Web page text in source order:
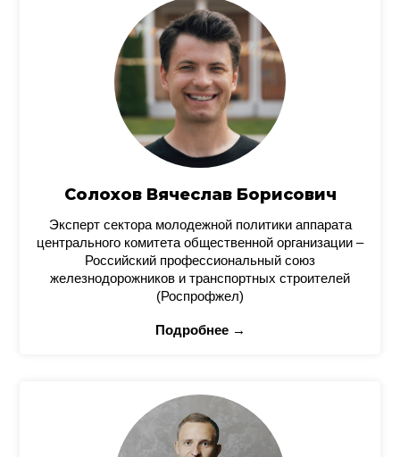
Солохов Вячеслав Борисович
Эксперт сектора молодежной политики аппарата
центрального комитета общественной организации –
Российский профессиональный союз
железнодорожников и транспортных строителей
(Роспрофжел)
Подробнее →